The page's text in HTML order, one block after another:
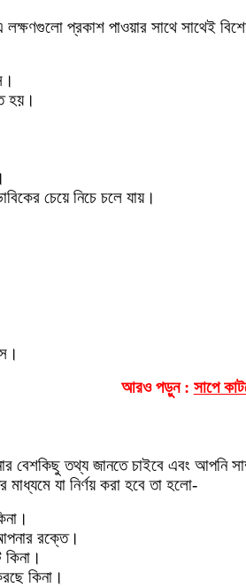
প্রকাশ পাওয়ার সাথে সাথেই
হয়।
চেয়ে নিচে চলে যায়।
আরও পড়ুন : সাপে
বেশকিছু তথ্য জানতে চাইবে এবং আপনি
মাধ্যমে যা নির্ণয় করা হবে তা হলো-
রক্তে।
কিনা।
কিনা।